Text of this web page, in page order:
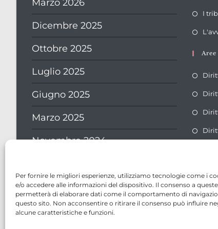
Per fornire le migliori esperienze, utilizziamo tecnologie come i
e/o accedere alle informazioni del dispositivo. Il consenso a
permetterà di elaborare dati come il comportamento di
questo sito. Non acconsentire o ritirare il consenso può influire
alcune caratteristiche e funzioni.
Marzo 2026
Dicembre 2025
Ottobre 2025
Luglio 2025
Giugno 2025
Marzo 2025
Novembre 2024
Agosto 2024
Luglio 2024
I